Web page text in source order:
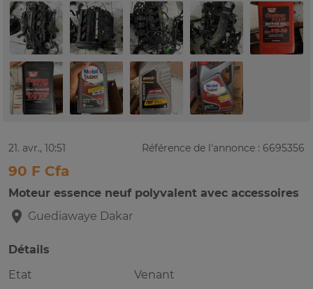
21. avr., 10:51 Référence de l'annonce : 6695356
90 F Cfa
Moteur essence neuf polyvalent avec accessoires
Guediawaye Dakar
Détails
Etat
Venant